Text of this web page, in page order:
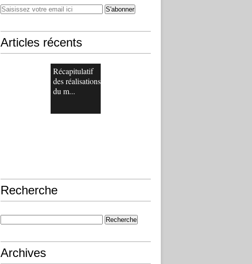
Articles récents
Récapitulatif
des réalisations
du m...
Recherche
Archives